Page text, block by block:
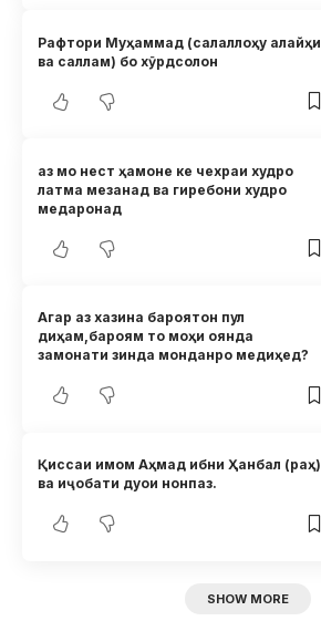
Рафтори Муҳаммад (салаллоҳу алайҳи
ва саллам) бо хӯрдсолон
аз мо нест ҳамоне ке чехраи худро
латма мезанад ва гиребони худро
медаронад
Агар аз хазина бароятон пул
диҳам,бароям то моҳи оянда
замонати зинда монданро медиҳед?
Қиссаи имом Аҳмад ибни Ҳанбал (раҳ)
ва иҷобати дуои нонпаз.
SHOW MORE